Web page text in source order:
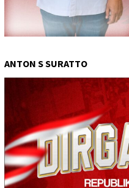
ANTON S SURATTO